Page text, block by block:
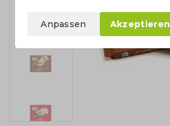
Anpassen Akzeptieren